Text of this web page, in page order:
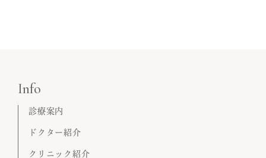
Info
診療案内
ドクター紹介
クリニック紹介